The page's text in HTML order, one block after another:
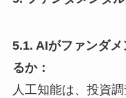
5.1. AIがファンダ
るか：
人工知能は、投資